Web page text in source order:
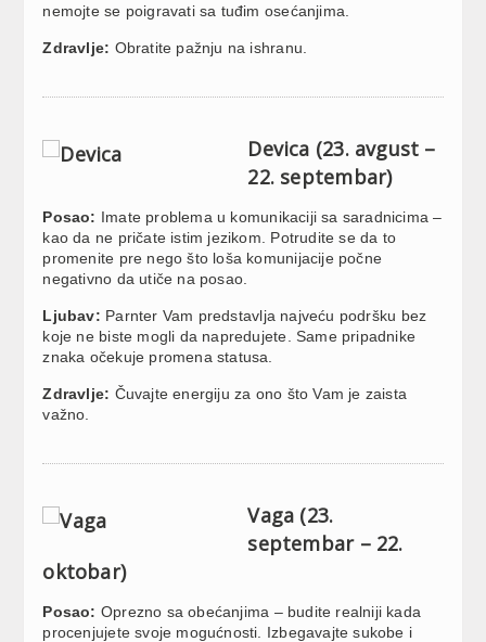
nemojte se poigravati sa tuđim osećanjima.
Zdravlje: Obratite pažnju na ishranu.
Devica (23. avgust –
22. septembar)
Posao: Imate problema u komunikaciji sa saradnicima –
kao da ne pričate istim jezikom. Potrudite se da to
promenite pre nego što loša komunijacije počne
negativno da utiče na posao.
Ljubav: Parnter Vam predstavlja najveću podršku bez
koje ne biste mogli da napredujete. Same pripadnike
znaka očekuje promena statusa.
Zdravlje: Čuvajte energiju za ono što Vam je zaista
važno.
Vaga (23.
septembar – 22.
oktobar)
Posao: Oprezno sa obećanjima – budite realniji kada
procenjujete svoje mogućnosti. Izbegavajte sukobe i